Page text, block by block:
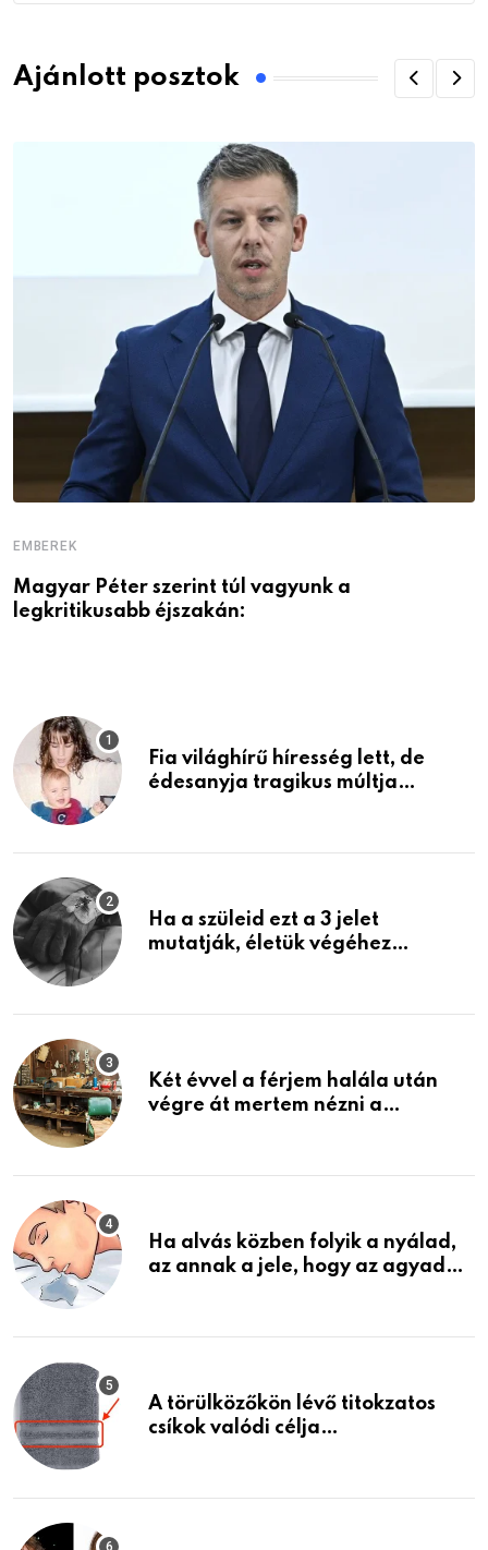
Ajánlott posztok
EMBEREK
Magyar Péter szerint túl vagyunk a
legkritikusabb éjszakán:
Fia világhírű híresség lett, de
édesanyja tragikus múltja
Ha a szüleid ezt a 3 jelet
mutatják, életük végéhez
Két évvel a férjem halála után
végre át mertem nézni a
életemet
Ha alvás közben folyik a nyálad,
az annak a jele, hogy az agyad…
A törülközőkön lévő titokzatos
csíkok valódi célja…